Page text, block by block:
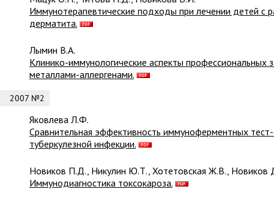
Иммунотерапевтические подходы при лечении детей с
дерматита.
Лымин В.А.
Клинико-иммунологические аспекты профессиональных
металлами-аллергенами.
2007 №2
Яковлева Л.Ф.
Сравнительная эффективность иммуноферментных
туберкулезной инфекции.
Новиков П.Д., Никулин Ю.Т., Хотетовская Ж.В., Новиков
Иммунодиагностика токсокароза.